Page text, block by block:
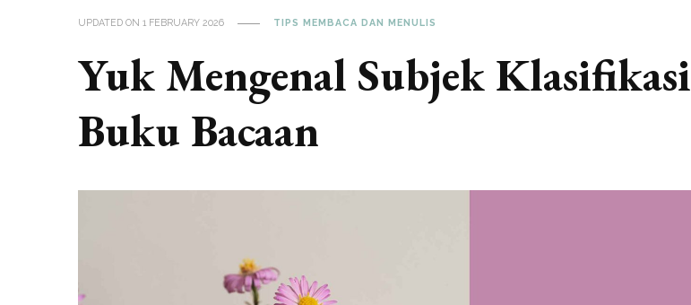
UPDATED ON 1 FEBRUARY 2026 TIPS MEMBACA DAN MENULIS
Yuk Mengenal Subjek Klasifikasi
Buku Bacaan